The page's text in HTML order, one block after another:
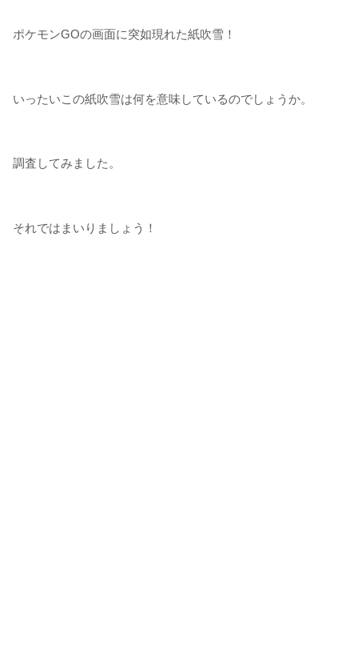
ポケモンGOの画面に突如現れた紙吹雪！
いったいこの紙吹雪は何を意味しているのでしょうか。
調査してみました。
それではまいりましょう！